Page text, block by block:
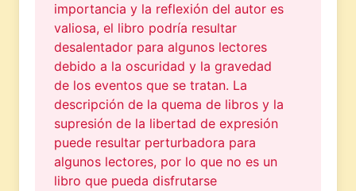
importancia y la reflexión del autor es
valiosa, el libro podría resultar
desalentador para algunos lectores
debido a la oscuridad y la gravedad
de los eventos que se tratan. La
descripción de la quema de libros y la
supresión de la libertad de expresión
puede resultar perturbadora para
algunos lectores, por lo que no es un
libro que pueda disfrutarse